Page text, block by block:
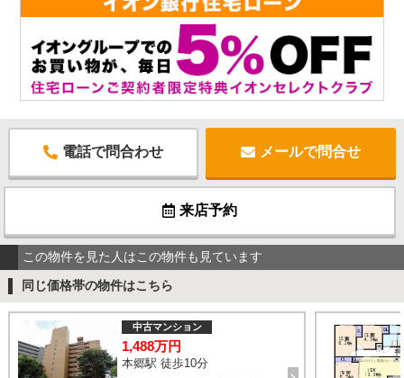
電話で問合わせ メールで問合せ
来店予約
この物件を見た人はこの物件も見ています
同じ価格帯の物件はこちら
中古マンション
1,488万円
本郷駅 徒歩10分